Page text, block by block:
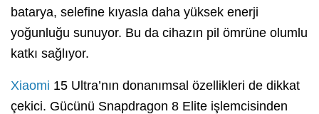
batarya, selefine kıyasla daha yüksek enerji
yoğunluğu sunuyor. Bu da cihazın pil ömrüne olumlu
katkı sağlıyor.
Xiaomi 15 Ultra’nın donanımsal özellikleri de dikkat
çekici. Gücünü Snapdragon 8 Elite işlemcisinden